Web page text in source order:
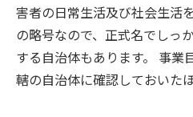
害者の日常生活及び社会生活
の略号なので、正式名でしっ
する自治体もあります。 事業
轄の自治体に確認しておいた